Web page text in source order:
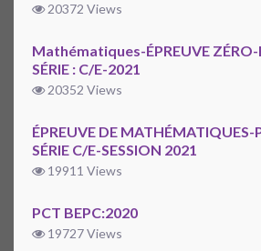
20372 Views
Mathématiques-ÉPREUVE
SÉRIE : C/E-2021
20352 Views
ÉPREUVE DE MATHÉMATIQUES-
SÉRIE C/E-SESSION 2021
19911 Views
PCT BEPC:2020
19727 Views